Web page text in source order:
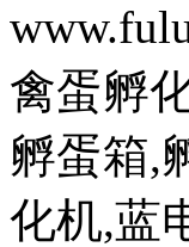
禽蛋孵
孵蛋箱,
化机,蓝